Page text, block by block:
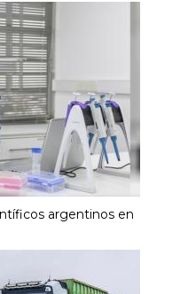
argentinos en